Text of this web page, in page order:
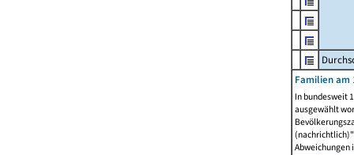
Familien am
In bundesweit
ausgewählt
Abweichungen